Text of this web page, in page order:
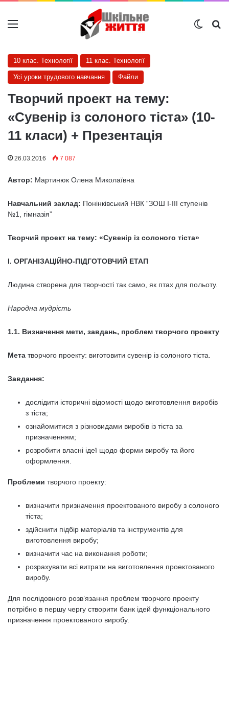
Меню
10 клас. Технології 11 клас. Технології
Усі уроки трудового навчання Файли
Творчий проект на тему:
«Сувенір із солоного тіста» (10-
11 класи) + Презентація
26.03.2016 7 087
Автор: Мартинюк Олена Миколаївна
Навчальний заклад: Понінківський НВК “ЗОШ І-ІІІ ступенів
№1, гімназія”
Творчий проект на тему: «Сувенір із солоного тіста»
І. ОРГАНІЗАЦІЙНО-ПІДГОТОВЧИЙ ЕТАП
Людина створена для творчості так само, як птах для польоту.
Народна мудрість
1.1. Визначення мети, завдань, проблем творчого проекту
Мета творчого проекту: виготовити сувенір із солоного тіста.
Завдання:
дослідити історичні відомості щодо виготовлення виробів
з тіста;
ознайомитися з різновидами виробів із тіста за
призначенням;
розробити власні ідеї щодо форми виробу та його
оформлення.
Проблеми творчого проекту:
визначити призначення проектованого виробу з солоного
тіста;
здійснити підбір матеріалів та інструментів для
виготовлення виробу;
визначити час на виконання роботи;
розрахувати всі витрати на виготовлення проектованого
виробу.
Для послідовного розв’язання проблем творчого проекту
потрібно в першу чергу створити банк ідей функціонального
призначення проектованого виробу.